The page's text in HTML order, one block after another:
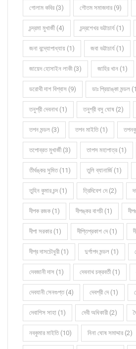
গোলাম কবির (3) গৌতম সমাজদার (9)
চন্দ্রমা মুখার্জী (4) চন্দ্রশেখর ভট্টাচার্য (1)
জনা বন্দ্যোপাধ্যায় (1) জবা ভট্টাচার্য (1)
জায়েদ হোসাইন লাকী (3) জাহির খান (1)
ডরোথী দাশ বিশ্বাস (9) ডাঃ প্রিয়াঙ্কা মন্ডল
তনুশ্রী দেবনাথ (1) তনুশ্রী বসু ঘোষ (2)
তপন মন্ডল (3) তপন মাইতি (1)
তপোব্রত মুখার্জী (3) তাপস মহাপাত্র (1)
তীর্থঙ্কর সুমিত (11) তুলি ব্যানার্জি (1)
তুহিন কুমার চন্দ (1) ত্রিদিবেশ দে (2)
দীপক রজক (1) দীপঙ্কর বাগচী (1)
দীপা সরকার (1) দীপ্তিপ্রকাশ দে (1)
দীপ্র দাসচৌধুরী (1) দুর্গাপদ মন্ডল (1)
দেবজানী দাস (1) দেবনাথ চক্রবর্তী (1)
দেবযানী সেনগুপ্ত (4) দেবশ্রী দে (1)
দেবাশিস সাহা (1) দেবী অধিকারী (2)
নবকুমার মাইতি (10) নিনা ঘোষ সমাদ্দার (2)